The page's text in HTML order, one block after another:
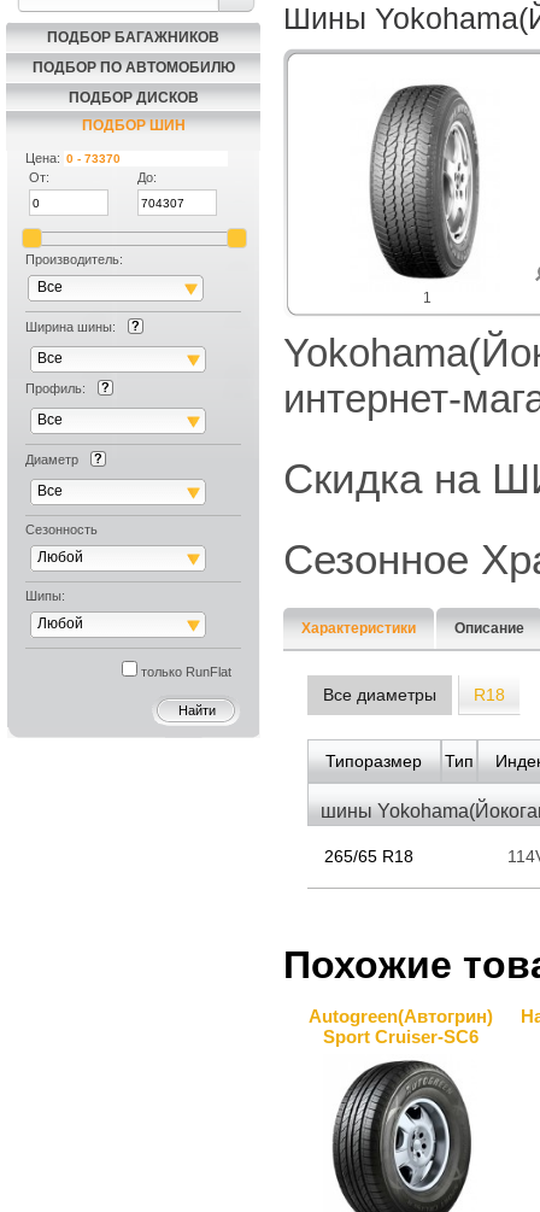
ПОДБОР БАГАЖНИКОВ
ПОДБОР ПО АВТОМОБИЛЮ
ПОДБОР ДИСКОВ
ПОДБОР ШИН
Цена:
От:
До:
Производитель:
Все
Ширина шины:
Все
Профиль:
Все
Диаметр
Все
Сезонность
Любой
Шипы:
Любой
только RunFlat
Шины
1
интернет-
Скидка на
Сезонное
Характеристики Описание
Все диаметры R18
Типоразмер Тип
шины
265/65 R18
Похожие
Autogreen(Автогрин)
Sport Cruiser-SC6